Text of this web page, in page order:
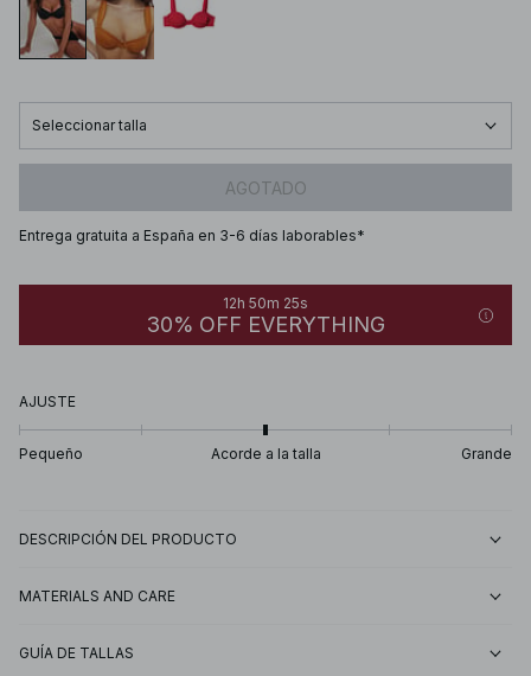
Seleccionar talla
AGOTADO
Entrega gratuita a España en 3-6 días laborables*
12h 50m 25s
30% OFF EVERYTHING
AJUSTE
Pequeño Acorde a la talla Grande
DESCRIPCIÓN DEL PRODUCTO
MATERIALS AND CARE
GUÍA DE TALLAS